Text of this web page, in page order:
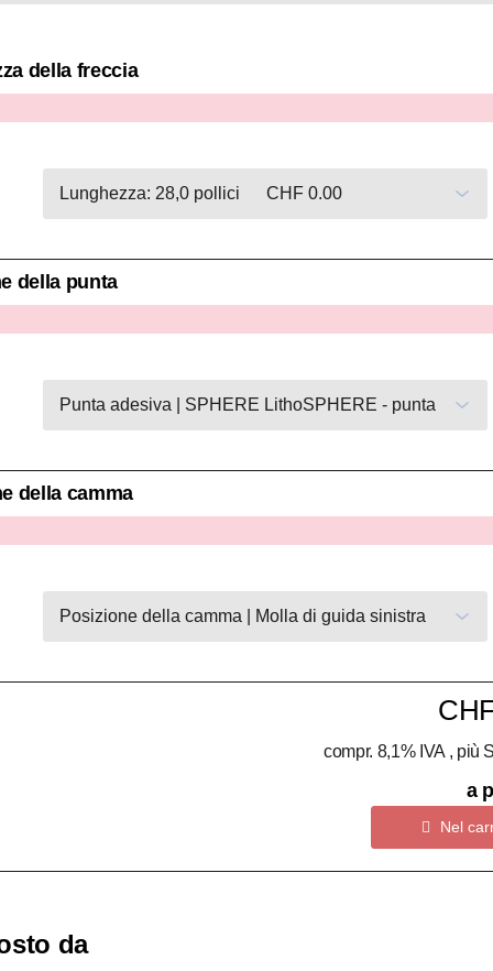
della freccia
della punta
della camma
a
compr. 8,1% IVA , più
Nel
da